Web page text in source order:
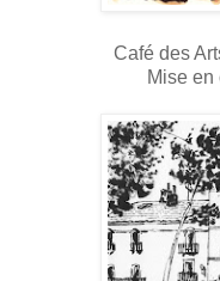
Café des
Mise en